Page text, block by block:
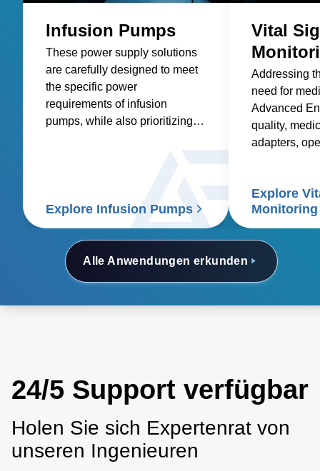
Alle Anwendungen erkunden
Infusion Pumps
These power supply solutions
are carefully designed to meet
the specific power
requirements of infusion
pumps, while also prioritizing
Explore Infusion Pumps
Vital
Addressing
need for
Advanced
quality,
adapters,
signs patient
Explore
Monitoring
24/5 Support verfügbar
Holen Sie sich Expertenrat von
unseren Ingenieuren